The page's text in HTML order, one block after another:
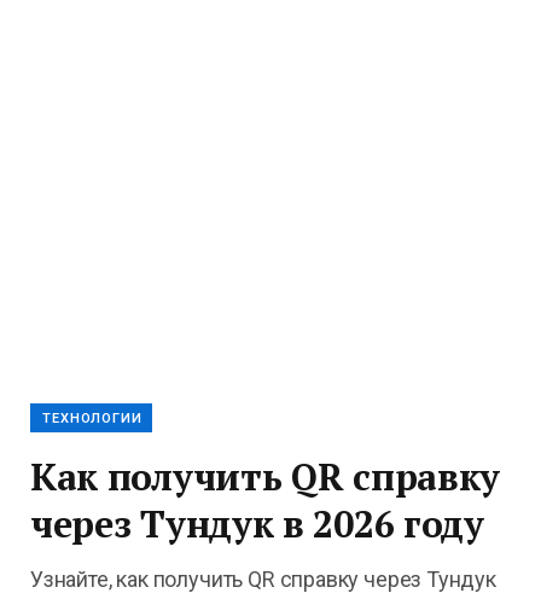
ТЕХНОЛОГИИ
Как получить QR справку
через Тундук в 2026 году
Узнайте, как получить QR справку через Тундук